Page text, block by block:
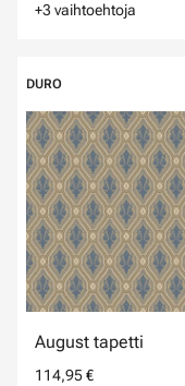
+3 vaihtoehtoja
DURO
August tapetti
114,95 €